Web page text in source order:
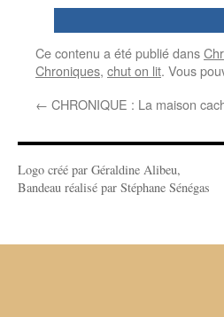
Ce contenu a été publié dans
Chroniques, chut on lit. Vous
← CHRONIQUE : La maison
Logo créé par Géraldine Alibeu,
Bandeau réalisé par Stéphane Sénégas